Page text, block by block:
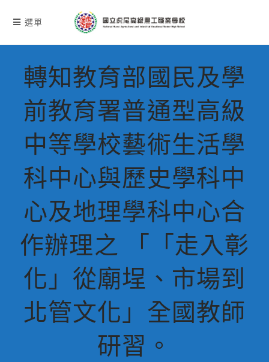
選單
轉知教育部國民及學
前教育署普通型高級
中等學校藝術生活學
科中心與歷史學科中
心及地理學科中心合
作辦理之 「「走入彰
化」從廟埕、市場到
北管文化」全國教師
研習。